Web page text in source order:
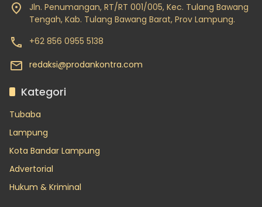
Jln. Penumangan, RT/RT 001/005, Kec. Tulang Bawang
Tengah, Kab. Tulang Bawang Barat, Prov Lampung.
+62 856 0955 5138
redaksi@prodankontra.com
Kategori
Tubaba
Lampung
Kota Bandar Lampung
Advertorial
Hukum & Kriminal